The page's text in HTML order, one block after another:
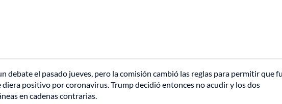
debate el pasado jueves, pero la comisión cambió las reglas para permitir que
positivo por coronavirus. Trump decidió entonces no acudir y los dos
en cadenas contrarias.